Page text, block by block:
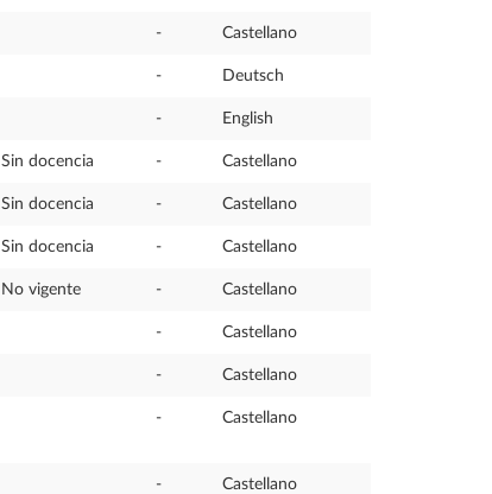
- Castellano
- Deutsch
- English
Sin docencia - Castellano
Sin docencia - Castellano
Sin docencia - Castellano
No vigente - Castellano
- Castellano
- Castellano
- Castellano
- Castellano